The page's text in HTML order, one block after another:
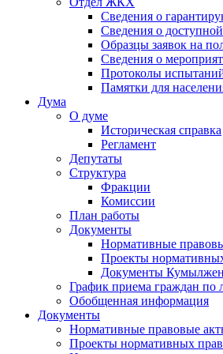
Сведения о
Сведения о
Образцы заявок на
Сведения о
Протоколы
Памятки для
Дума
О думе
Историческая справка
Регламент
Депутаты
Структура
Фракции
Комиссии
План работы
Документы
Нормативные
Проекты
Документы
График приема граждан по
Обобщенная информация
Документы
Нормативные правовые
Проекты нормативных